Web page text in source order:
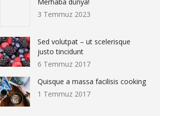
3 Temmuz 2023
Sed volutpat – ut scelerisque
justo tincidunt
6 Temmuz 2017
Quisque a massa facilisis cooking
1 Temmuz 2017